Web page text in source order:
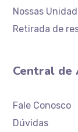
Nossas
Retirada de
Central de
Fale Conosco
Dúvidas